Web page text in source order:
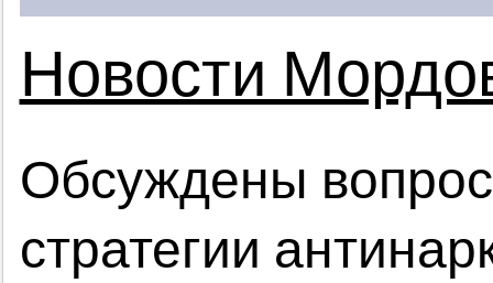
Новости
Обсуждены
стратегии